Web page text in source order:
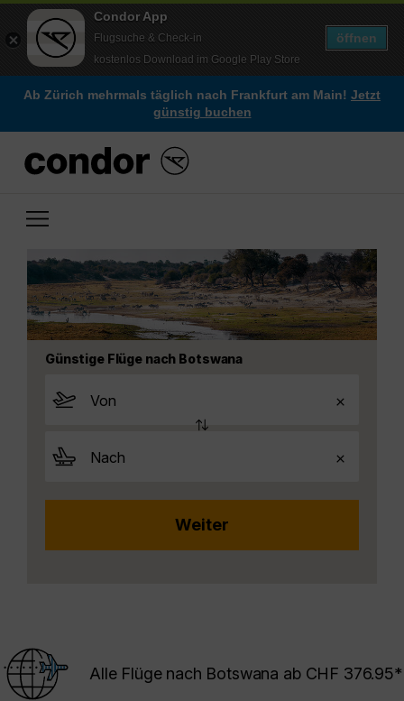
Condor App
Flugsuche & Check-in
kostenlos Download im Google Play Store
öffnen
Ab Zürich mehrmals täglich nach Frankfurt am Main! Jetzt
günstig buchen
Günstige Flüge nach Botswana
Alle Flüge nach Botswana ab CHF 376.95*